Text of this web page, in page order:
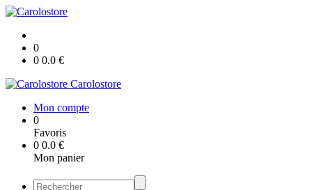
0
0 0.0 €
Carolostore
Mon compte
0
Favoris
0 0.0 €
Mon panier